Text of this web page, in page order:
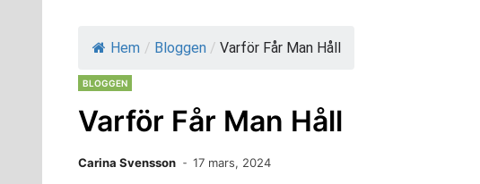
Hem / Bloggen / Varför Får Man Håll
BLOGGEN
Varför Får Man Håll
Carina Svensson 17 mars, 2024